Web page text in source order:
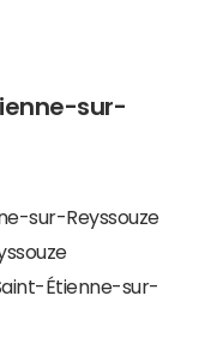
sur-
sur-Reyssouze
Étienne-sur-